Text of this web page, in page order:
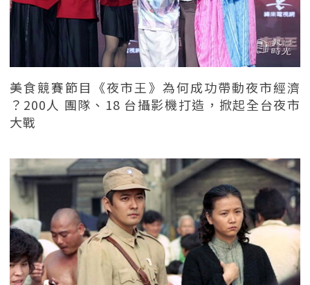
美食競賽節目《夜市王》為何成功帶動夜市經濟
？200人 團隊、18 台攝影機打造，掀起全台夜市
大戰